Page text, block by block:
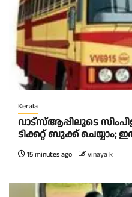
Kerala
വാട്‌സ്ആപ്പിലൂടെ
ടിക്കറ്റ് ബുക്ക് ചെയ്യാം;
15 minutes ago vinaya k